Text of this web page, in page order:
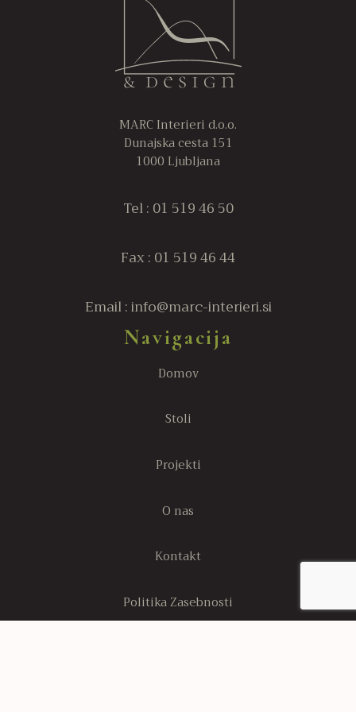
MARC Interieri d.o.o.
Dunajska cesta 151
1000 Ljubljana
Tel : 01 519 46 50
Fax : 01 519 46 44
Email : info@marc-interieri.si
Navigacija
Domov
Stoli
Projekti
O nas
Kontakt
Politika Zasebnosti